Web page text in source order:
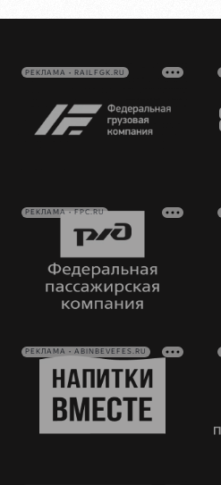
РЕКЛАМА • RAILFGK.RU
РЕКЛАМА • FPC.RU
РЕКЛАМА • ABINBEVEFES.RU